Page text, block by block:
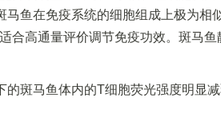
鱼在免疫系统的细胞组成上极为相
合高通量评价调节免疫功效。斑马鱼
斑马鱼体内的T细胞荧光强度明显减